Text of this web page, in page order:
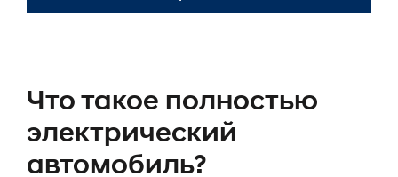
Что такое полностью
электрический
автомобиль?